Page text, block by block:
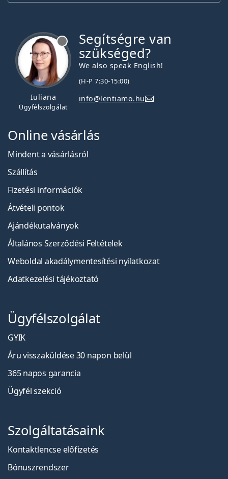
Iuliana
Ügyfélszolgálat
Segítségre van
szükséged?
We also speak English!
(H-P 7:30-15:00)
info@lentiamo.hu
Online vásárlás
Mindent a vásárlásról
Szállítás
Fizetési információk
Átvételi pontok
Ajándékutalványok
Általános Szerződési Feltételek
Weboldal akadálymentesítési nyilatkozat
Adatkezelési tájékoztató
Ügyfélszolgálat
GYIK
Áru visszaküldése 30 napon belül
365 napos garancia
Ügyfél szekció
Szolgáltatásaink
Kontaktlencse előfizetés
Bónuszrendszer